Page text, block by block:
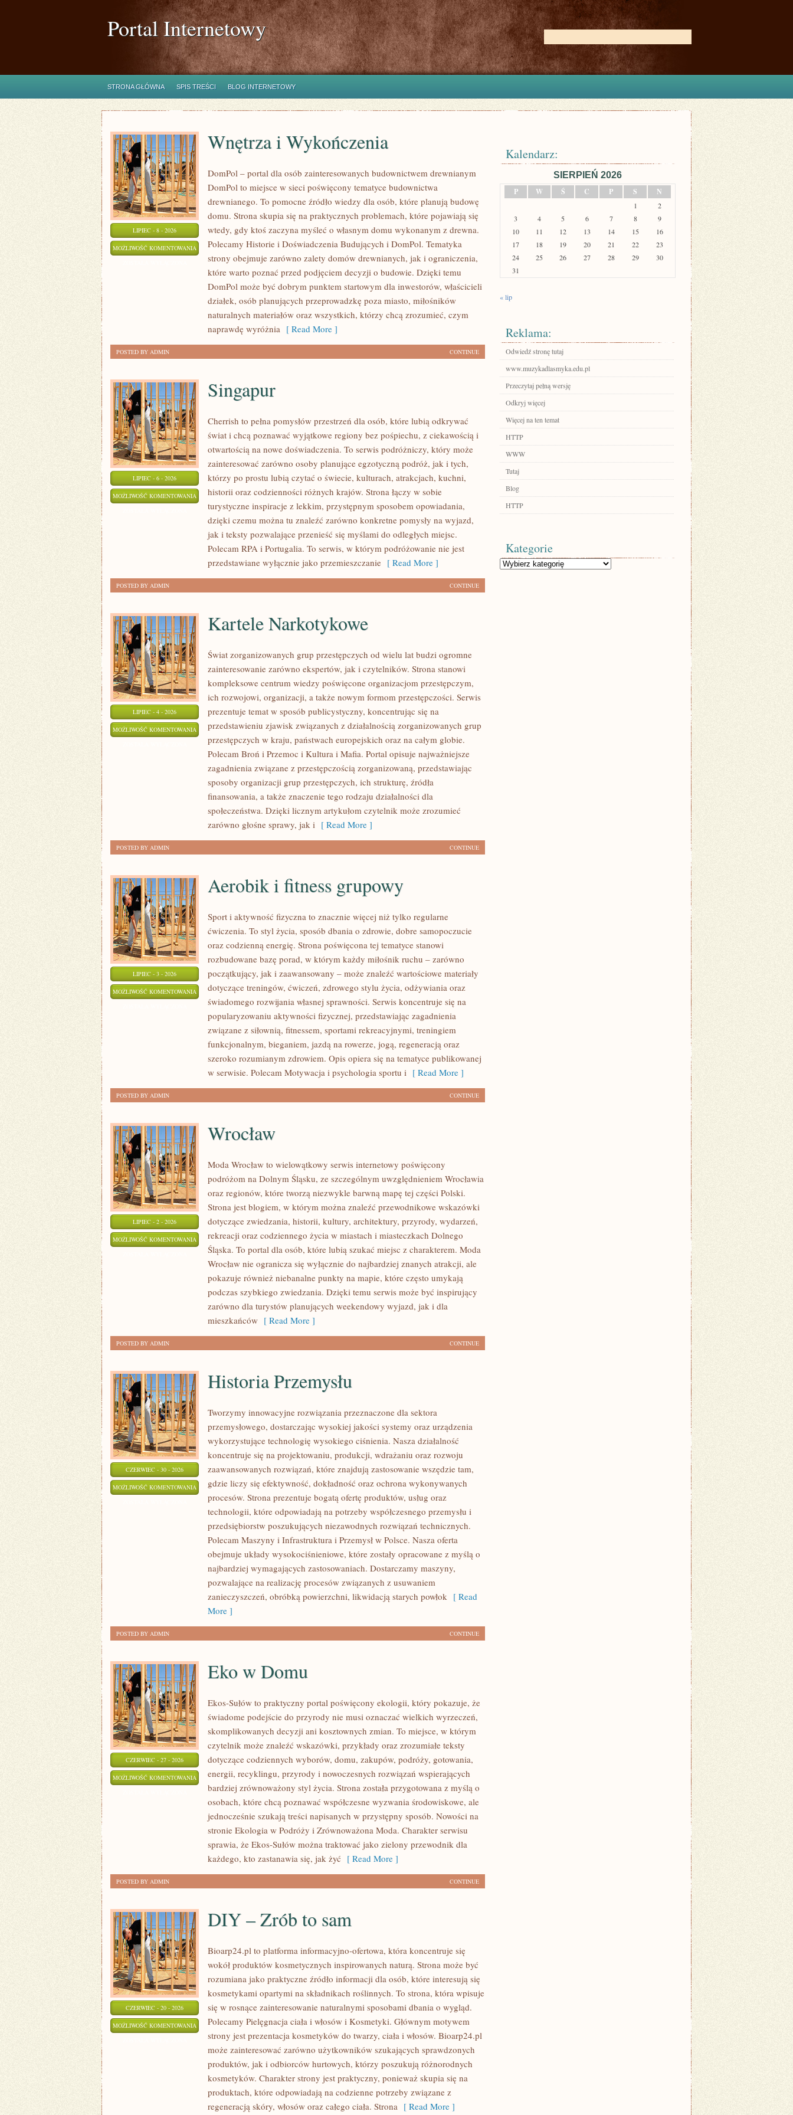
Portal Internetowy
STRONA GŁÓWNA SPIS TREŚCI BLOG INTERNETOWY
LIPIEC - 8 - 2026
MOŻLIWOŚĆ KOMENTOWANIA WNĘTRZA
WYKOŃCZENIA
Wnętrza i Wykończenia
DomPol – portal dla osób zainteresowanych budownictwem drewnianym
DomPol to miejsce w sieci poświęcony tematyce budownictwa
drewnianego. To pomocne źródło wiedzy dla osób, które planują budowę
domu. Strona skupia się na praktycznych problemach, które pojawiają się
wtedy, gdy ktoś zaczyna myśleć o własnym domu wykonanym z drewna.
Polecamy Historie i Doświadczenia Budujących i DomPol. Tematyka
strony obejmuje zarówno zalety domów drewnianych, jak i ograniczenia,
które warto poznać przed podjęciem decyzji o budowie. Dzięki temu
DomPol może być dobrym punktem startowym dla inwestorów, właścicieli
działek, osób planujących przeprowadzkę poza miasto, miłośników
naturalnych materiałów oraz wszystkich, którzy chcą zrozumieć, czym
naprawdę wyróżnia [ Read More ]
CONTINUE
POSTED BY ADMIN
LIPIEC - 6 - 2026
MOŻLIWOŚĆ KOMENTOWANIA SINGAPUR
Singapur
Cherrish to pełna pomysłów przestrzeń dla osób, które lubią odkrywać
świat i chcą poznawać wyjątkowe regiony bez pośpiechu, z ciekawością i
otwartością na nowe doświadczenia. To serwis podróżniczy, który może
zainteresować zarówno osoby planujące egzotyczną podróż, jak i tych,
którzy po prostu lubią czytać o świecie, kulturach, atrakcjach, kuchni,
historii oraz codzienności różnych krajów. Strona łączy w sobie
turystyczne inspiracje z lekkim, przystępnym sposobem opowiadania,
dzięki czemu można tu znaleźć zarówno konkretne pomysły na wyjazd,
jak i teksty pozwalające przenieść się myślami do odległych miejsc.
Polecam RPA i Portugalia. To serwis, w którym podróżowanie nie jest
przedstawiane wyłącznie jako przemieszczanie [ Read More ]
CONTINUE
POSTED BY ADMIN
LIPIEC - 4 - 2026
MOŻLIWOŚĆ KOMENTOWANIA KARTELE
NARKOTYKOWE
Kartele Narkotykowe
Świat zorganizowanych grup przestępczych od wielu lat budzi ogromne
zainteresowanie zarówno ekspertów, jak i czytelników. Strona stanowi
kompleksowe centrum wiedzy poświęcone organizacjom przestępczym,
ich rozwojowi, organizacji, a także nowym formom przestępczości. Serwis
prezentuje temat w sposób publicystyczny, koncentrując się na
przedstawieniu zjawisk związanych z działalnością zorganizowanych grup
przestępczych w kraju, państwach europejskich oraz na całym globie.
Polecam Broń i Przemoc i Kultura i Mafia. Portal opisuje najważniejsze
zagadnienia związane z przestępczością zorganizowaną, przedstawiając
sposoby organizacji grup przestępczych, ich strukturę, źródła
finansowania, a także znaczenie tego rodzaju działalności dla
społeczeństwa. Dzięki licznym artykułom czytelnik może zrozumieć
zarówno głośne sprawy, jak i [ Read More ]
CONTINUE
POSTED BY ADMIN
LIPIEC - 3 - 2026
MOŻLIWOŚĆ KOMENTOWANIA AEROBIK
FITNESS
GRUPOWY
Aerobik i fitness grupowy
Sport i aktywność fizyczna to znacznie więcej niż tylko regularne
ćwiczenia. To styl życia, sposób dbania o zdrowie, dobre samopoczucie
oraz codzienną energię. Strona poświęcona tej tematyce stanowi
rozbudowane bazę porad, w którym każdy miłośnik ruchu – zarówno
początkujący, jak i zaawansowany – może znaleźć wartościowe materiały
dotyczące treningów, ćwiczeń, zdrowego stylu życia, odżywiania oraz
świadomego rozwijania własnej sprawności. Serwis koncentruje się na
popularyzowaniu aktywności fizycznej, przedstawiając zagadnienia
związane z siłownią, fitnessem, sportami rekreacyjnymi, treningiem
funkcjonalnym, bieganiem, jazdą na rowerze, jogą, regeneracją oraz
szeroko rozumianym zdrowiem. Opis opiera się na tematyce publikowanej
w serwisie. Polecam Motywacja i psychologia sportu i [ Read More ]
CONTINUE
POSTED BY ADMIN
LIPIEC - 2 - 2026
MOŻLIWOŚĆ KOMENTOWANIA WROCŁAW
Wrocław
Moda Wrocław to wielowątkowy serwis internetowy poświęcony
podróżom na Dolnym Śląsku, ze szczególnym uwzględnieniem Wrocławia
oraz regionów, które tworzą niezwykle barwną mapę tej części Polski.
Strona jest blogiem, w którym można znaleźć przewodnikowe wskazówki
dotyczące zwiedzania, historii, kultury, architektury, przyrody, wydarzeń,
rekreacji oraz codziennego życia w miastach i miasteczkach Dolnego
Śląska. To portal dla osób, które lubią szukać miejsc z charakterem. Moda
Wrocław nie ogranicza się wyłącznie do najbardziej znanych atrakcji, ale
pokazuje również niebanalne punkty na mapie, które często umykają
podczas szybkiego zwiedzania. Dzięki temu serwis może być inspirujący
zarówno dla turystów planujących weekendowy wyjazd, jak i dla
mieszkańców [ Read More ]
CONTINUE
POSTED BY ADMIN
CZERWIEC - 30 - 2026
MOŻLIWOŚĆ KOMENTOWANIA HISTORIA
PRZEMYSŁU
Historia Przemysłu
Tworzymy innowacyjne rozwiązania przeznaczone dla sektora
przemysłowego, dostarczając wysokiej jakości systemy oraz urządzenia
wykorzystujące technologię wysokiego ciśnienia. Nasza działalność
koncentruje się na projektowaniu, produkcji, wdrażaniu oraz rozwoju
zaawansowanych rozwiązań, które znajdują zastosowanie wszędzie tam,
gdzie liczy się efektywność, dokładność oraz ochrona wykonywanych
procesów. Strona prezentuje bogatą ofertę produktów, usług oraz
technologii, które odpowiadają na potrzeby współczesnego przemysłu i
przedsiębiorstw poszukujących niezawodnych rozwiązań technicznych.
Polecam Maszyny i Infrastruktura i Przemysł w Polsce. Nasza oferta
obejmuje układy wysokociśnieniowe, które zostały opracowane z myślą o
najbardziej wymagających zastosowaniach. Dostarczamy maszyny,
pozwalające na realizację procesów związanych z usuwaniem
zanieczyszczeń, obróbką powierzchni, likwidacją starych powłok [ Read
More ]
CONTINUE
POSTED BY ADMIN
CZERWIEC - 27 - 2026
MOŻLIWOŚĆ KOMENTOWANIA
DOMU
Eko w Domu
Ekos-Sułów to praktyczny portal poświęcony ekologii, który pokazuje, że
świadome podejście do przyrody nie musi oznaczać wielkich wyrzeczeń,
skomplikowanych decyzji ani kosztownych zmian. To miejsce, w którym
czytelnik może znaleźć wskazówki, przykłady oraz zrozumiałe teksty
dotyczące codziennych wyborów, domu, zakupów, podróży, gotowania,
energii, recyklingu, przyrody i nowoczesnych rozwiązań wspierających
bardziej zrównoważony styl życia. Strona została przygotowana z myślą o
osobach, które chcą poznawać współczesne wyzwania środowiskowe, ale
jednocześnie szukają treści napisanych w przystępny sposób. Nowości na
stronie Ekologia w Podróży i Zrównoważona Moda. Charakter serwisu
sprawia, że Ekos-Sułów można traktować jako zielony przewodnik dla
każdego, kto zastanawia się, jak żyć [ Read More ]
CONTINUE
POSTED BY ADMIN
CZERWIEC - 20 - 2026
MOŻLIWOŚĆ KOMENTOWANIA
ZRÓB
SAM
DIY – Zrób to sam
Bioarp24.pl to platforma informacyjno-ofertowa, która koncentruje się
wokół produktów kosmetycznych inspirowanych naturą. Strona może być
rozumiana jako praktyczne źródło informacji dla osób, które interesują się
kosmetykami opartymi na składnikach roślinnych. To strona, która wpisuje
się w rosnące zainteresowanie naturalnymi sposobami dbania o wygląd.
Polecamy Pielęgnacja ciała i włosów i Kosmetyki. Głównym motywem
strony jest prezentacja kosmetyków do twarzy, ciała i włosów. Bioarp24.pl
może zainteresować zarówno użytkowników szukających sprawdzonych
produktów, jak i odbiorców hurtowych, którzy poszukują różnorodnych
kosmetyków. Charakter strony jest praktyczny, ponieważ skupia się na
produktach, które odpowiadają na codzienne potrzeby związane z
regeneracją skóry, włosów oraz całego ciała. Strona [ Read More ]
Kalendarz:
SIERPIEŃ 2026
P
W Ś C P S N
1
2
3
4 5 6 7 8
9
10
11 12 13 14 15
16
17
18 19 20 21 22
23
24
25 26 27 28 29
30
31
« lip
Reklama:
Odwiedź stronę tutaj
www.muzykadlasmyka.edu.pl
Przeczytaj pełną wersję
Odkryj więcej
Więcej na ten temat
HTTP
WWW
Tutaj
Blog
HTTP
Kategorie
Kategorie